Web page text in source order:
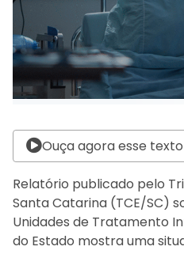
Ouça agora esse texto
Relatório publicado pelo
Santa Catarina (TCE/SC)
Unidades de Tratamento
do Estado mostra uma